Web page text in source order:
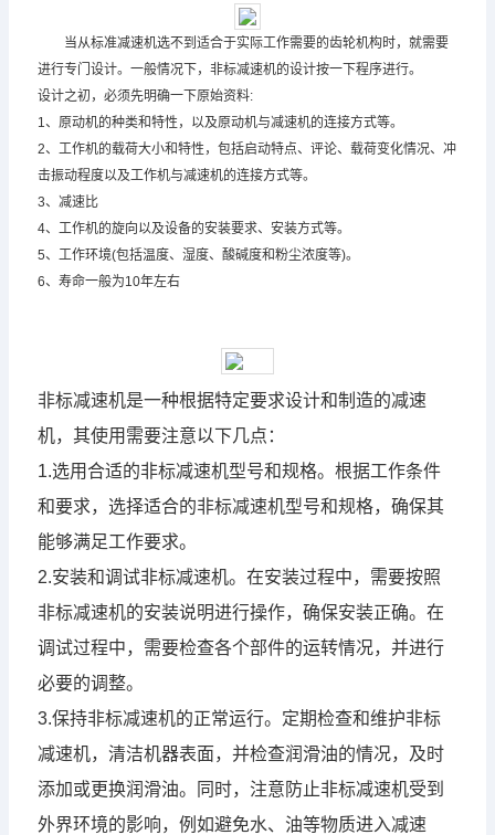
当从标准减速机选不到适合于实际工作需要的齿轮机构时，就需要
进行专门设计。一般情况下，非标减速机的设计按一下程序进行。
设计之初，必须先明确一下原始资料:
1、原动机的种类和特性，以及原动机与减速机的连接方式等。
2、工作机的载荷大小和特性，包括启动特点、评论、载荷变化情况、冲
击振动程度以及工作机与减速机的连接方式等。
3、减速比
4、工作机的旋向以及设备的安装要求、安装方式等。
5、工作环境(包括温度、湿度、酸碱度和粉尘浓度等)。
6、寿命一般为10年左右
非标减速机是一种根据特定要求设计和制造的减速
机，其使用需要注意以下几点：
1.选用合适的非标减速机型号和规格。根据工作条件
和要求，选择适合的非标减速机型号和规格，确保其
能够满足工作要求。
2.安装和调试非标减速机。在安装过程中，需要按照
非标减速机的安装说明进行操作，确保安装正确。在
调试过程中，需要检查各个部件的运转情况，并进行
必要的调整。
3.保持非标减速机的正常运行。定期检查和维护非标
减速机，清洁机器表面，并检查润滑油的情况，及时
添加或更换润滑油。同时，注意防止非标减速机受到
外界环境的影响，例如避免水、油等物质进入减速